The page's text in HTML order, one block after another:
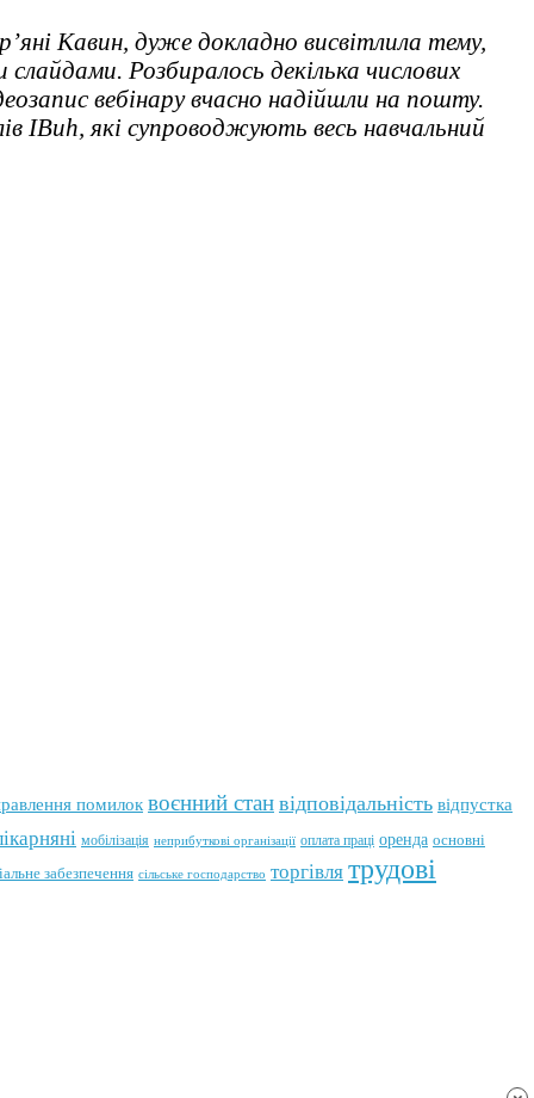
Кавин, дуже докладно висвітлила тему,
Розбиралось декілька числових
вебінару вчасно надійшли на пошту.
IBuh, які супроводжують весь навчальний
помилок воєнний стан відповідальність відпустка
мобілізація неприбуткові організації оплата праці оренда основні
забезпечення сільське господарство торгівля трудові